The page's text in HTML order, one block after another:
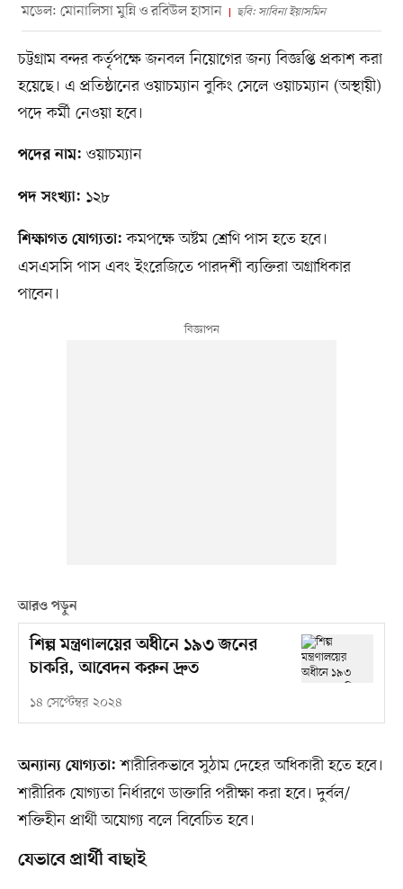
মডেল: মোনালিসা মুন্নি ও রবিউল হাসান ছবি: সাবিনা ইয়াসমিন
চট্টগ্রাম বন্দর কর্তৃপক্ষে জনবল নিয়োগের জন্য বিজ্ঞপ্তি প্রকাশ করা
হয়েছে। এ প্রতিষ্ঠানের ওয়াচম্যান বুকিং সেলে ওয়াচম্যান (অস্থায়ী)
পদে কর্মী নেওয়া হবে।
পদের নাম: ওয়াচম্যান
পদ সংখ্যা: ১২৮
শিক্ষাগত যোগ্যতা: কমপক্ষে অষ্টম শ্রেণি পাস হতে হবে।
এসএসসি পাস এবং ইংরেজিতে পারদর্শী ব্যক্তিরা অগ্রাধিকার
পাবেন।
আরও পড়ুন
শিল্প মন্ত্রণালয়ের অধীনে ১৯৩ জনের
চাকরি, আবেদন করুন দ্রুত
১৪ সেপ্টেম্বর ২০২৪
অন্যান্য যোগ্যতা: শারীরিকভাবে সুঠাম দেহের অধিকারী হতে হবে।
শারীরিক যোগ্যতা নির্ধারণে ডাক্তারি পরীক্ষা করা হবে। দুর্বল/
শক্তিহীন প্রার্থী অযোগ্য বলে বিবেচিত হবে।
যেভাবে প্রার্থী বাছাই